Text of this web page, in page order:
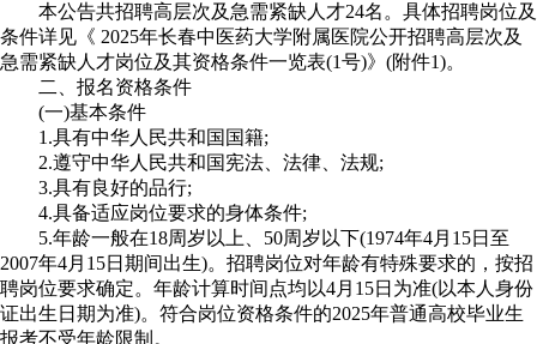
本公告共招聘高层次及急需紧缺人才24名。具体招聘岗位及
条件详见《 2025年长春中医药大学附属医院公开招聘高层次及
急需紧缺人才岗位及其资格条件一览表(1号)》(附件1)。
二、报名资格条件
(一)基本条件
1.具有中华人民共和国国籍;
2.遵守中华人民共和国宪法、法律、法规;
3.具有良好的品行;
4.具备适应岗位要求的身体条件;
5.年龄一般在18周岁以上、50周岁以下(1974年4月15日至
2007年4月15日期间出生)。招聘岗位对年龄有特殊要求的，按招
聘岗位要求确定。年龄计算时间点均以4月15日为准(以本人身份
证出生日期为准)。符合岗位资格条件的2025年普通高校毕业生
报考不受年龄限制。